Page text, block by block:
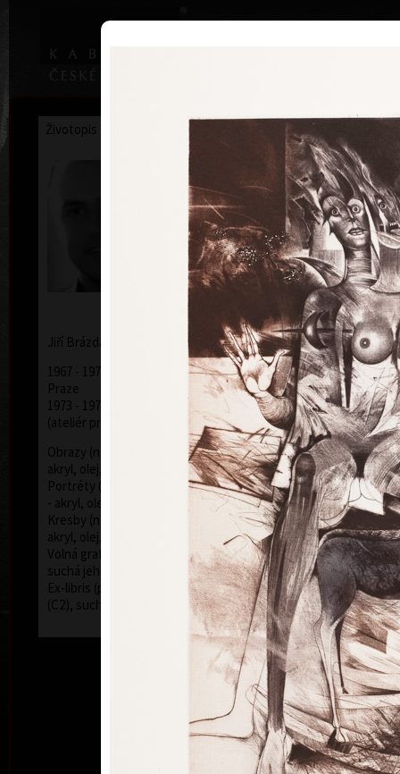
Životopis Ocenění
Jiří Brázda
* 9. 5. 1952
Jiří Brázda
1967 - 1971 Střední uměleckoprůmyslová škola v
Praze
1973 - 1979 Vysoká škola uměleckoprůmyslová v Praze
(ateliér prof. Z. Sklenáře a J. Mikuly)
Obrazy (nejčastěji používaná technika kombinovaná -
akryl, olej, tužky, barevné inkousty - plátno, sololit)
Portréty (nejčastěji používaná technika kombinovaná
- akryl, olej, tužky, barevné inkousty - plátno, sololit)
Kresby (nejčastěji používaná technika kombinovaná -
akryl, olej, tužky, barevné inkousty - papír)
Volná grafika (používaná technika kombinovaná -
suchá jehla (C4), rytina (C2), mezzotinta (C7))
Ex-libris (používaná technika kombinovaná - mědiryt
(C2), suchá jehla (C4), mezzotinta (C7))